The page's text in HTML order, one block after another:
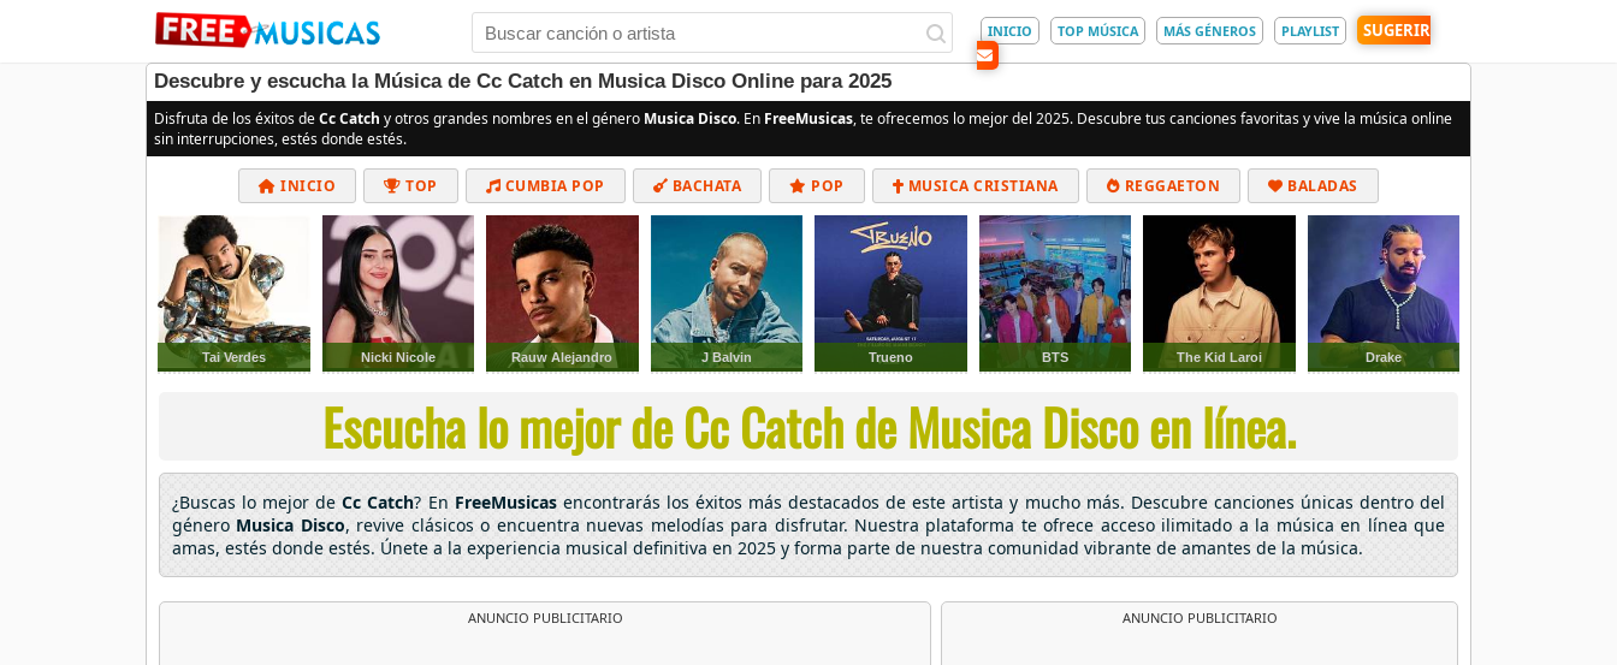
INICIO TOP MÚSICA MÁS GÉNEROS PLAYLIST SUGERIR
Descubre y escucha la Música de Cc Catch en Musica Disco Online para 2025
Disfruta de los éxitos deCc Catch y otros grandes nombres en el género Musica Disco. En FreeMusicas, te ofrecemos lo mejor del 2025. Descubre tus canciones favoritas y vive la música online
sin interrupciones, estés donde estés.
INICIO TOP CUMBIA POP BACHATA POP MUSICA CRISTIANA REGGAETON BALADAS
ELECTRÓNICA CUMBIAS
Tai Verdes Nicki Nicole Rauw Alejandro J Balvin Trueno BTS The Kid Laroi Drake
Escucha lo mejor de Cc Catch de Musica Disco en línea.
¿Buscas lo mejor deCc Catch? En FreeMusicasencontrarás los éxitos más destacados de este artista y mucho más. Descubre canciones únicas dentro del
género Musica Disco, revive clásicos o encuentra nuevas melodías para disfrutar. Nuestra plataforma te ofrece acceso ilimitado a la música en línea que
amas, estés donde estés. Únete a la experiencia musical definitiva en 2025 y forma parte de nuestra comunidad vibrante de amantes de la música.
ANUNCIO PUBLICITARIO ANUNCIO PUBLICITARIO